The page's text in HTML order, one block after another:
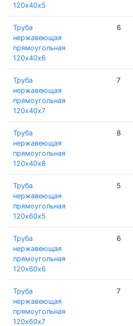
120х40х5
Труба
нержавеющая
прямоугольная
120х40х6
6
Труба
нержавеющая
прямоугольная
120х40х7
7
Труба
нержавеющая
прямоугольная
120х40х8
8
Труба
нержавеющая
прямоугольная
120х60х5
5
Труба
нержавеющая
прямоугольная
120х60х6
6
Труба
нержавеющая
прямоугольная
120х60х7
7